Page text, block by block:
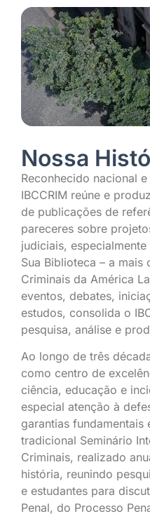
Nossa
Reconhecido nacional
IBCCRIM reúne e
de publicações de
pareceres sobre
judiciais,
Sua Biblioteca – a mais
Criminais da América
eventos, debates,
estudos, consolida o
pesquisa, análise e
Ao longo de três
como centro de
ciência, educação e
especial atenção à
garantias fundamentais
tradicional Seminário
Criminais, realizado
história, reunindo
e estudantes para
Penal, do Processo